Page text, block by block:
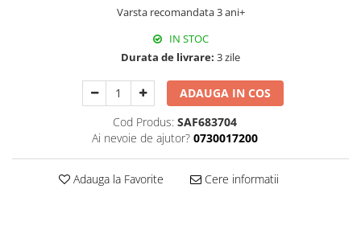
Varsta recomandata 3 ani+
IN STOC
Durata de livrare: 3 zile
ADAUGA IN COS
Cod Produs: SAF683704
Ai nevoie de ajutor? 0730017200
Adauga la Favorite Cere informatii